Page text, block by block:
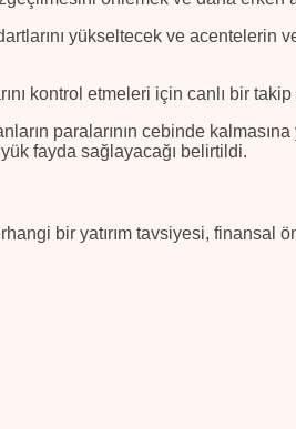
yükseltecek ve acentelerin
kontrol etmeleri için canlı bir
paralarının cebinde kalmasına
fayda sağlayacağı belirtildi.
bir yatırım tavsiyesi, finansal